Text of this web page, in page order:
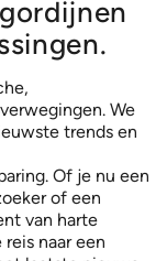
deuren
We
trends en
Of je nu een
of een
van harte
naar een